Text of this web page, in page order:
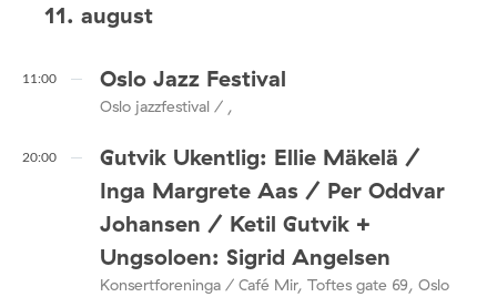
11. august
11:00 Oslo Jazz Festival
Oslo jazzfestival / ,
20:00
Gutvik Ukentlig: Ellie Mäkelä /
Inga Margrete Aas / Per Oddvar
Johansen / Ketil Gutvik +
Ungsoloen: Sigrid Angelsen
Konsertforeninga / Café Mir, Toftes gate 69, Oslo